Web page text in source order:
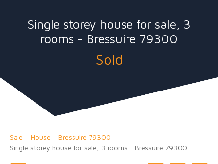
Single storey house for sale, 3
rooms - Bressuire 79300
Sold
Sale House
Bressuire 79300
Single storey house for sale, 3 rooms - Bressuire 79300